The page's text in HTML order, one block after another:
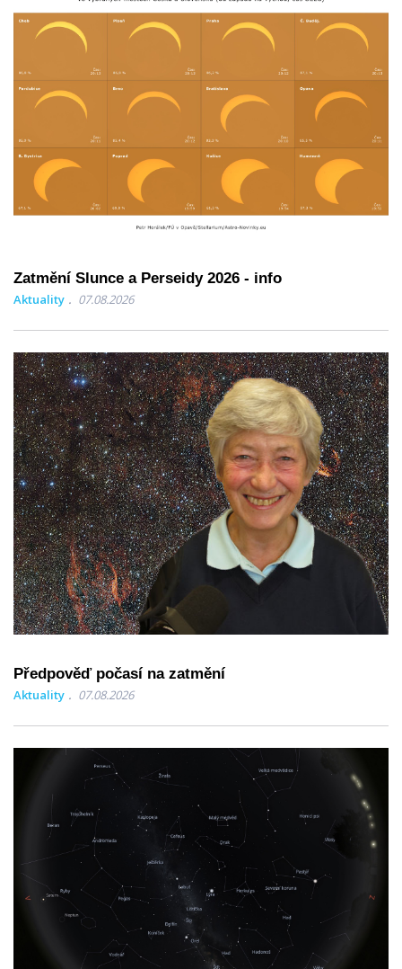
Zatmění Slunce a Perseidy 2026 - info
Aktuality 07.08.2026
Předpověď počasí na zatmění
Aktuality 07.08.2026